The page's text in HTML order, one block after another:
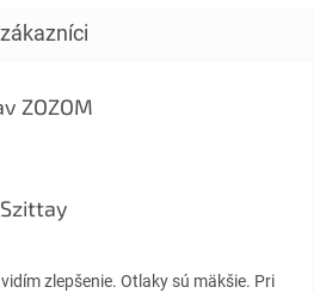
ZOZOM
obchodu je 5 z 5 hviezdičiek.
obchodu je 5 z 5 hviezdičiek.
zlepšenie. Otlaky sú mäkšie. Pri